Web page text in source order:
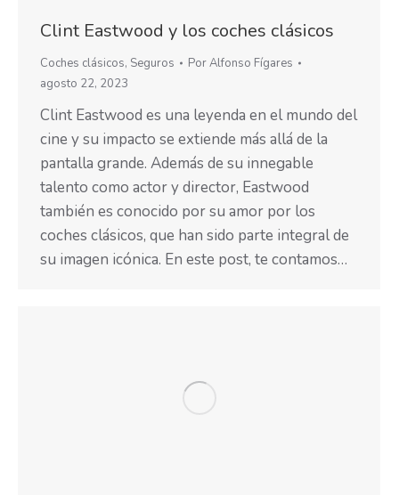
Clint Eastwood y los coches clásicos
Coches clásicos, Seguros PorAlfonso Fígares
agosto 22, 2023
Clint Eastwood es una leyenda en el mundo del
cine y su impacto se extiende más allá de la
pantalla grande. Además de su innegable
talento como actor y director, Eastwood
también es conocido por su amor por los
coches clásicos, que han sido parte integral de
su imagen icónica. En este post, te contamos…